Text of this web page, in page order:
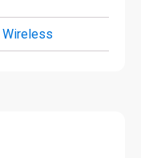
Wireless